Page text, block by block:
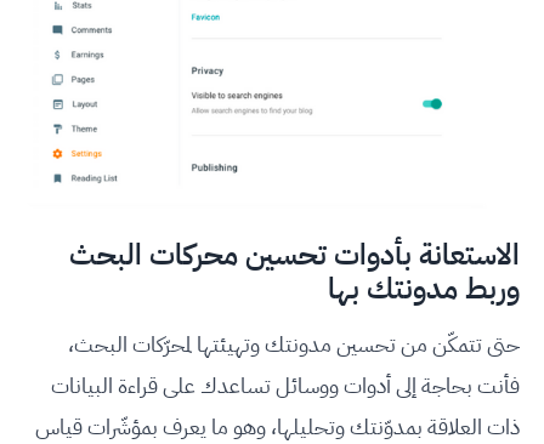
الاستعانة بأدوات تحسين محركات البحث
وربط مدونتك بها
حتى تتمكّن من تحسين مدونتك وتهيئتها لمحرّكات البحث،
فأنت بحاجة إلى أدوات ووسائل تساعدك على قراءة البيانات
ذات العلاقة بمدوّنتك وتحليلها، وهو ما يعرف بمؤشّرات قياس